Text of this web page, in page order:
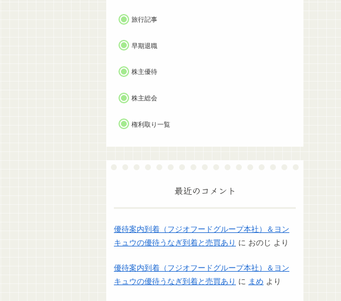
旅行記事
早期退職
株主優待
株主総会
権利取り一覧
最近のコメント
優待案内到着（フジオフードグループ本社）＆ヨン
キュウの優待うなぎ到着と売買あり に おのじ より
優待案内到着（フジオフードグループ本社）＆ヨン
キュウの優待うなぎ到着と売買あり に まめ より